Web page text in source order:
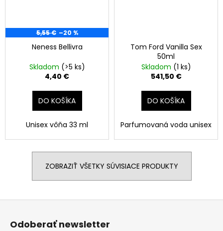
5,55 € –20 %
Neness Bellivra
Skladom (>5 ks)
4,40 €
DO KOŠÍKA
Unisex vôňa 33 ml
Tom Ford Vanilla Sex
50ml
Skladom (1 ks)
541,50 €
DO KOŠÍKA
Parfumovaná voda unisex
ZOBRAZIŤ VŠETKY SÚVISIACE PRODUKTY
Z
Odoberať newsletter